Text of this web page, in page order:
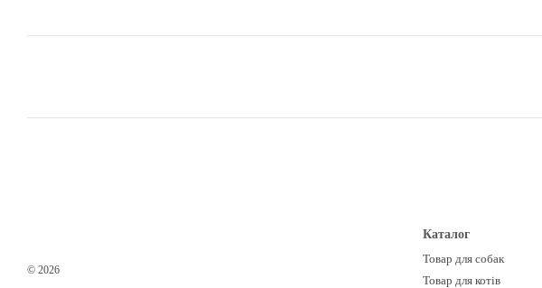
© 2026
Каталог
Товар для собак
Товар для котів